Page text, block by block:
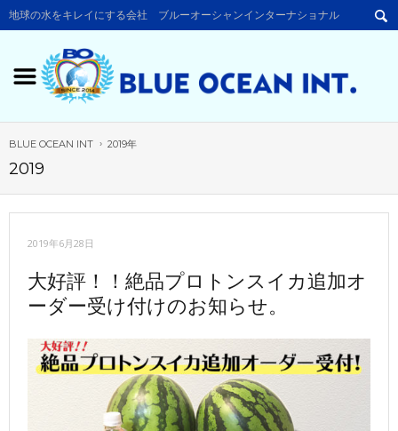
地球の水をキレイにする会社 ブルーオーシャンインターナショナル
BLUE OCEAN INT 2019年
2019
2019年6月28日
大好評！！絶品プロトンスイカ追加オ
ーダー受け付けのお知らせ。